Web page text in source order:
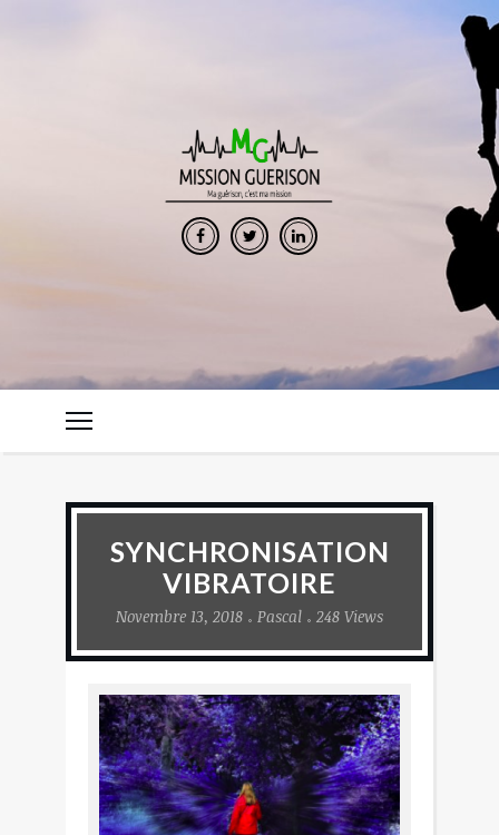
SYNCHRONISATION
VIBRATOIRE
Novembre 13, 2018 Pascal 248 Views